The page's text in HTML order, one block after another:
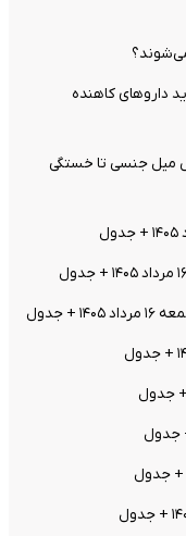
داروهای کاهنده
میل جنسی تا خستگی
جدول